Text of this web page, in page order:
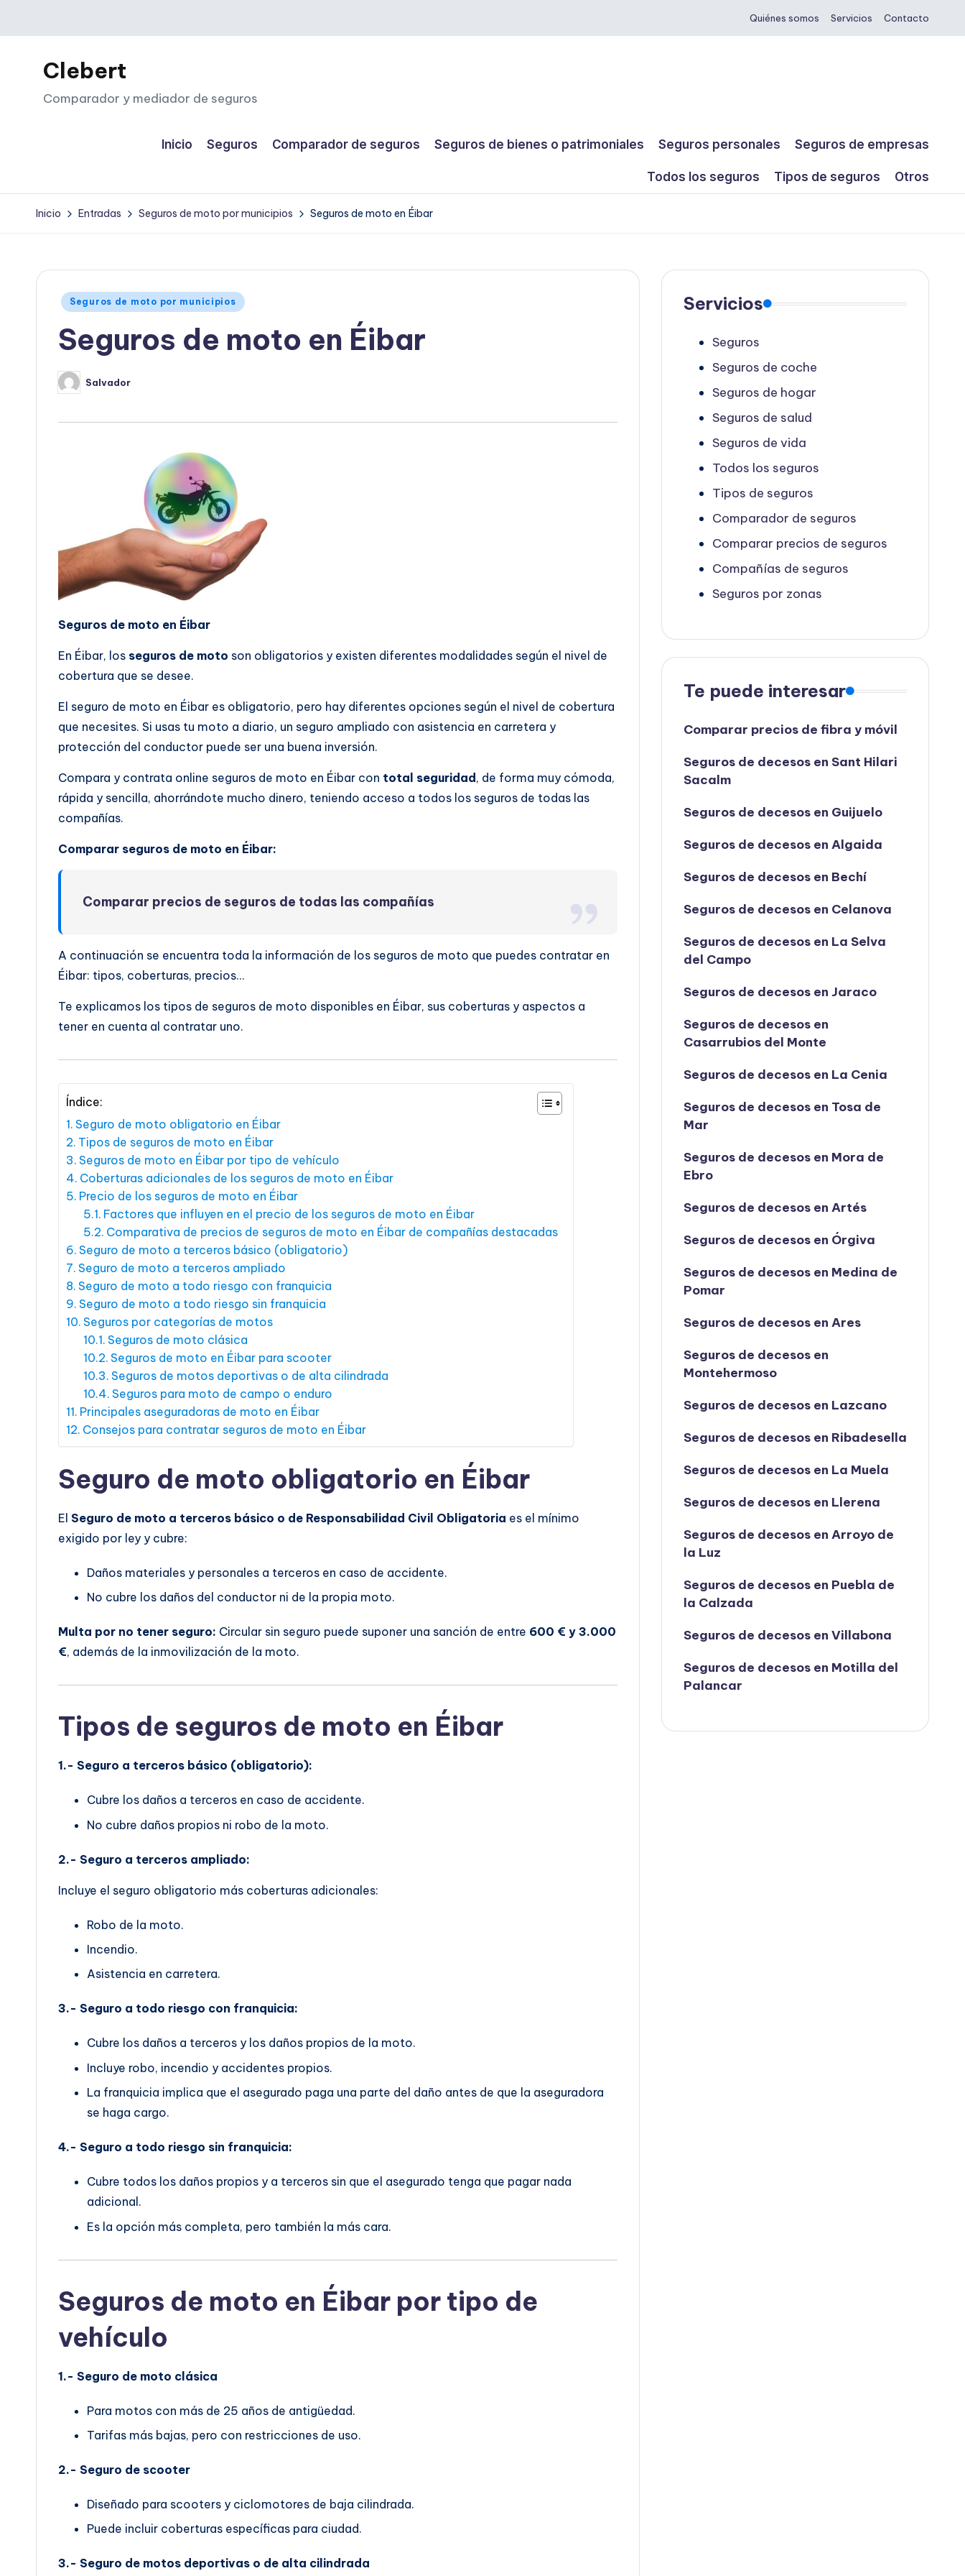
Saltar
contenido
Quiénes somos Servicios Contacto
Clebert
Comparador y mediador de seguros
Inicio Seguros Comparador de seguros Seguros de bienes o patrimoniales Seguros personales Seguros de empresas
Todos los seguros Tipos de seguros Otros
Inicio Entradas Seguros de moto por municipios Seguros de moto en Éibar
Publicado
Seguros de moto por municipios
Seguros de moto en Éibar
Publicado
por
Salvador
Seguros de moto en Éibar
En Éibar, los seguros de moto son obligatorios y existen diferentes modalidades según el nivel de
cobertura que se desee.
El seguro de moto en Éibar es obligatorio, pero hay diferentes opciones según el nivel de cobertura
que necesites. Si usas tu moto a diario, un seguro ampliado con asistencia en carretera y
protección del conductor puede ser una buena inversión.
Compara y contrata online seguros de moto en Éibar con total seguridad, de forma muy cómoda,
rápida y sencilla, ahorrándote mucho dinero, teniendo acceso a todos los seguros de todas las
compañías.
Comparar seguros de moto en Éibar:
Comparar precios de seguros de todas las compañías
A continuación se encuentra toda la información de los seguros de moto que puedes contratar en
Éibar: tipos, coberturas, precios…
Te explicamos los tipos de seguros de moto disponibles en Éibar, sus coberturas y aspectos a
tener en cuenta al contratar uno.
Índice:
Seguro de moto obligatorio en Éibar
Tipos de seguros de moto en Éibar
Seguros de moto en Éibar por tipo de vehículo
Coberturas adicionales de los seguros de moto en Éibar
Precio de los seguros de moto en Éibar
Factores que influyen en el precio de los seguros de moto en Éibar
Comparativa de precios de seguros de moto en Éibar de compañías destacadas
Seguro de moto a terceros básico (obligatorio)
Seguro de moto a terceros ampliado
Seguro de moto a todo riesgo con franquicia
Seguro de moto a todo riesgo sin franquicia
Seguros por categorías de motos
Seguros de moto clásica
Seguros de moto en Éibar para scooter
Seguros de motos deportivas o de alta cilindrada
Seguros para moto de campo o enduro
Principales aseguradoras de moto en Éibar
Consejos para contratar seguros de moto en Éibar
Seguro de moto obligatorio en Éibar
El Seguro de moto a terceros básico o de Responsabilidad Civil Obligatoria es el mínimo
exigido por ley y cubre:
Daños materiales y personales a terceros en caso de accidente.
No cubre los daños del conductor ni de la propia moto.
Multa por no tener seguro: Circular sin seguro puede suponer una sanción de entre 600 € y 3.000
€, además de la inmovilización de la moto.
Tipos de seguros de moto en Éibar
1.- Seguro a terceros básico (obligatorio):
Cubre los daños a terceros en caso de accidente.
No cubre daños propios ni robo de la moto.
2.- Seguro a terceros ampliado:
Incluye el seguro obligatorio más coberturas adicionales:
Robo de la moto.
Incendio.
Asistencia en carretera.
3.- Seguro a todo riesgo con franquicia:
Cubre los daños a terceros y los daños propios de la moto.
Incluye robo, incendio y accidentes propios.
La franquicia implica que el asegurado paga una parte del daño antes de que la aseguradora
se haga cargo.
4.- Seguro a todo riesgo sin franquicia:
Cubre todos los daños propios y a terceros sin que el asegurado tenga que pagar nada
adicional.
Es la opción más completa, pero también la más cara.
Seguros de moto en Éibar por tipo de
vehículo
1.- Seguro de moto clásica
Para motos con más de 25 años de antigüedad.
Tarifas más bajas, pero con restricciones de uso.
2.- Seguro de scooter
Diseñado para scooters y ciclomotores de baja cilindrada.
Puede incluir coberturas específicas para ciudad.
3.- Seguro de motos deportivas o de alta cilindrada
Servicios
Seguros
Seguros de coche
Seguros de hogar
Seguros de salud
Seguros de vida
Todos los seguros
Tipos de seguros
Comparador de seguros
Comparar precios de seguros
Compañías de seguros
Seguros por zonas
Te puede interesar
Comparar precios de fibra y móvil
Seguros de decesos en Sant Hilari
Sacalm
Seguros de decesos en Guijuelo
Seguros de decesos en Algaida
Seguros de decesos en Bechí
Seguros de decesos en Celanova
Seguros de decesos en La Selva
del Campo
Seguros de decesos en Jaraco
Seguros de decesos en
Casarrubios del Monte
Seguros de decesos en La Cenia
Seguros de decesos en Tosa de
Mar
Seguros de decesos en Mora de
Ebro
Seguros de decesos en Artés
Seguros de decesos en Órgiva
Seguros de decesos en Medina de
Pomar
Seguros de decesos en Ares
Seguros de decesos en
Montehermoso
Seguros de decesos en Lazcano
Seguros de decesos en Ribadesella
Seguros de decesos en La Muela
Seguros de decesos en Llerena
Seguros de decesos en Arroyo de
la Luz
Seguros de decesos en Puebla de
la Calzada
Seguros de decesos en Villabona
Seguros de decesos en Motilla del
Palancar